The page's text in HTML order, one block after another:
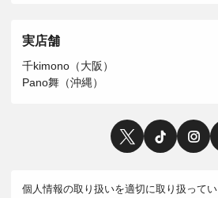
実店舗
千kimono（大阪）
Pano舞（沖縄）
個人情報の取り扱いを適切に取り扱って